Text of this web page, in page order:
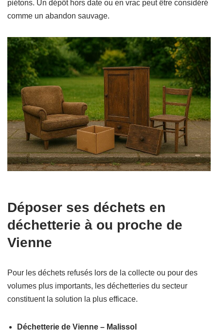
piétons. Un dépôt hors date ou en vrac peut être considéré
comme un abandon sauvage.
Déposer ses déchets en
déchetterie à ou proche de
Vienne
Pour les déchets refusés lors de la collecte ou pour des
volumes plus importants, les déchetteries du secteur
constituent la solution la plus efficace.
Déchetterie de Vienne – Malissol